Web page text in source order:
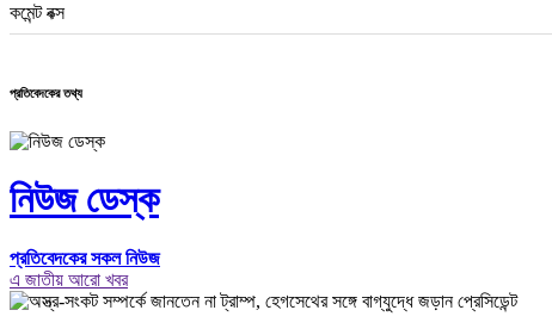
কমেন্ট বক্স
প্রতিবেদকের তথ্য
নিউজ ডেস্ক
প্রতিবেদকের সকল নিউজ
এ জাতীয় আরো খবর